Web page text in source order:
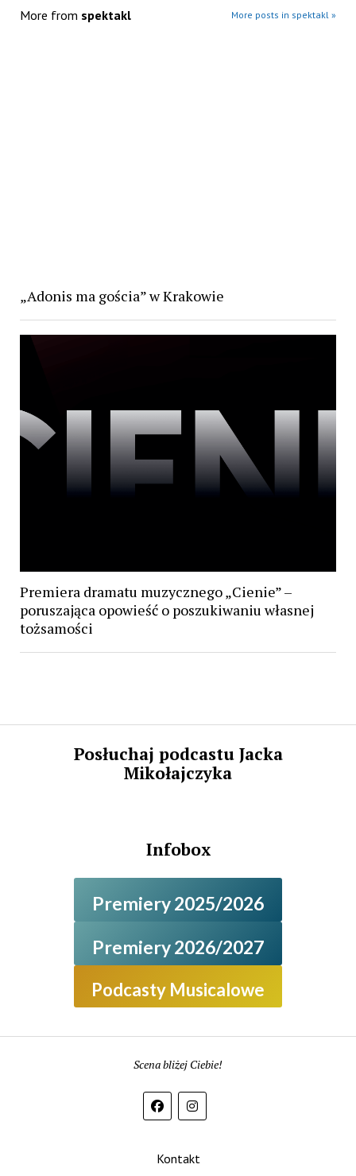
More from spektakl More posts in spektakl »
„Adonis ma gościa” w Krakowie
Premiera dramatu muzycznego „Cienie” –
poruszająca opowieść o poszukiwaniu własnej
tożsamości
Posłuchaj podcastu Jacka
Mikołajczyka
Infobox
Premiery 2025/2026
Premiery 2026/2027
Podcasty Musicalowe
Scena bliżej Ciebie!
Kontakt